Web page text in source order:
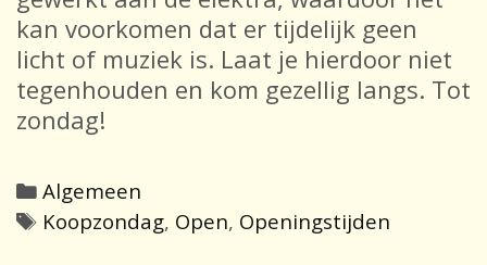
kan voorkomen dat er tijdelijk geen
licht of muziek is. Laat je hierdoor niet
tegenhouden en kom gezellig langs. Tot
zondag!
Categories
Algemeen
Tags
Koopzondag, Open, Openingstijden